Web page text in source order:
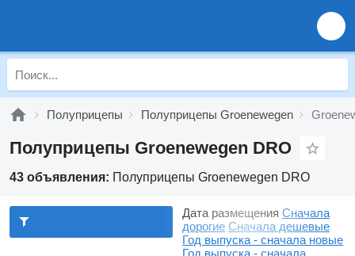
Полуприцепы Полуприцепы Groenewegen
Полуприцепы Groenewegen DRO
43 объявления: Полуприцепы Groenewegen DRO
Дата размещения Сначала
дорогие Сначала дешевые
Год выпуска - сначала новые
Год выпуска - сначала